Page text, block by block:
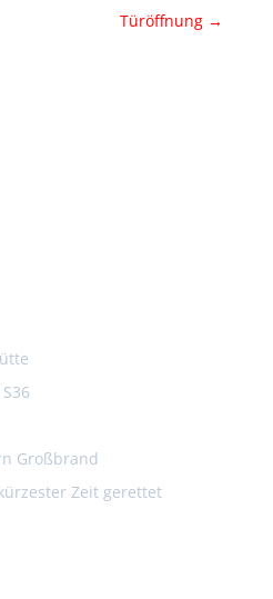
Türöffnung →
Großbrand
Zeit gerettet